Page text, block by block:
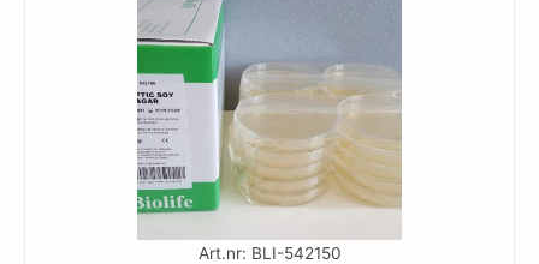
Art.nr: BLI-542150